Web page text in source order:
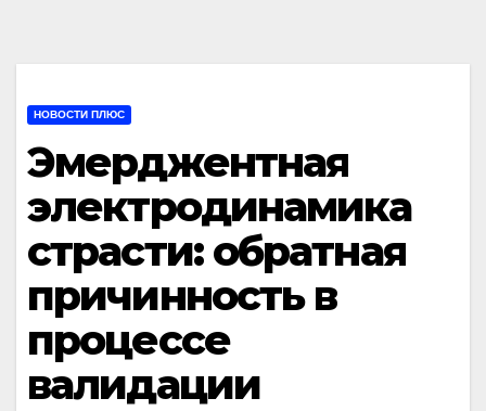
НОВОСТИ ПЛЮС
Эмерджентная
электродинамика
страсти: обратная
причинность в
процессе
валидации